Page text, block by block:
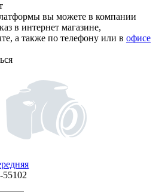
вы можете в компании
в интернет магазине,
а также по телефону или в офисе
55102